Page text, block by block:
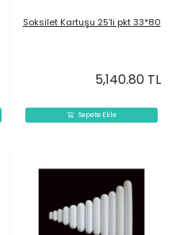
Sepete Ekle
Soksilet Kartuşu 25’li pkt 33*80
5,140.80 TL